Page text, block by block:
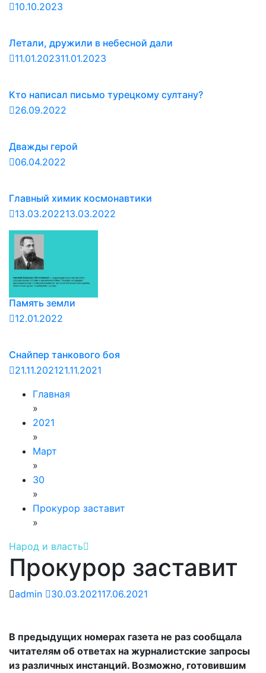
10.10.2023
Летали, дружили в небесной дали
11.01.202311.01.2023
Кто написал письмо турецкому султану?
26.09.2022
Дважды герой
06.04.2022
Главный химик космонавтики
13.03.202213.03.2022
Память земли
12.01.2022
Снайпер танкового боя
21.11.202121.11.2021
Главная
»
2021
»
Март
»
30
»
Прокурор заставит
»
Народ и власть
Прокурор заставит
admin 30.03.202117.06.2021
В предыдущих номерах газета не раз сообщала
читателям об ответах на журналистские запросы
из различных инстанций. Возможно, готовившим